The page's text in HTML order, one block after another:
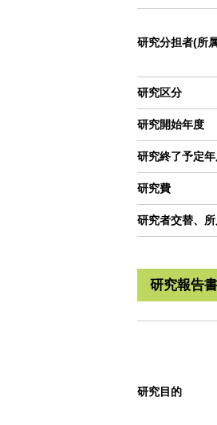
研究分担者(所
研究区分
研究開始年度
研究終了予定
研究費
研究者交替、
研究報告
研究目的